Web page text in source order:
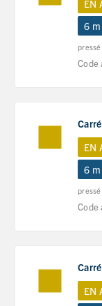
EN
6 m
Code
EN
6 m
Code
EN